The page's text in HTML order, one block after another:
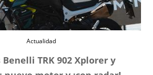
Actualidad
Benelli TRK 902 Xplorer y